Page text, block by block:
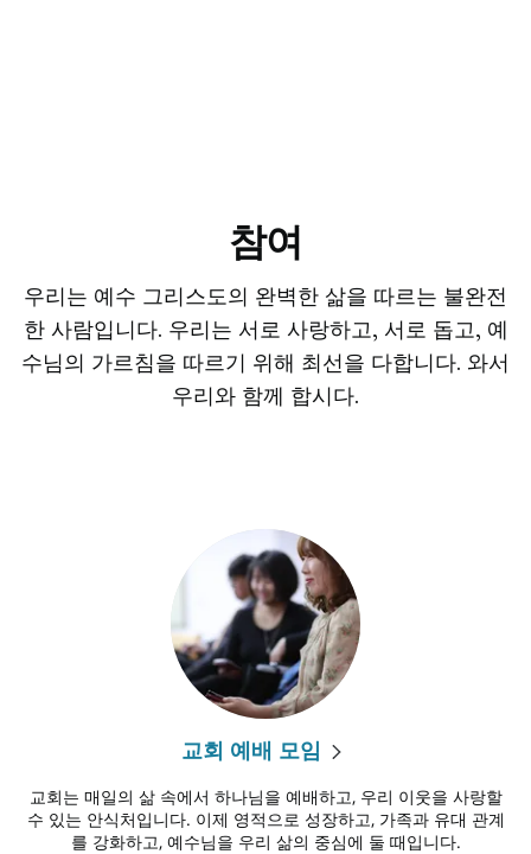
참여
우리는 예수 그리스도의 완벽한 삶을 따르는 불완전
한 사람입니다. 우리는 서로 사랑하고, 서로 돕고, 예
수님의 가르침을 따르기 위해 최선을 다합니다. 와서
우리와 함께 합시다.
교회 예배 모임
교회는 매일의 삶 속에서 하나님을 예배하고, 우리 이웃을 사랑할
수 있는 안식처입니다. 이제 영적으로 성장하고, 가족과 유대 관계
를 강화하고, 예수님을 우리 삶의 중심에 둘 때입니다.